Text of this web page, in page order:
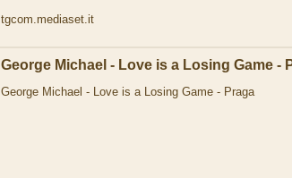
tgcom.mediaset.it
George Michael - Love is a Losing Game -
George Michael - Love is a Losing Game - Praga